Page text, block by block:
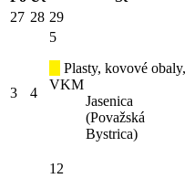
27 28 29
3 4
5
Plasty, kovové obaly,
VKM
Jasenica
(Považská
Bystrica)
12